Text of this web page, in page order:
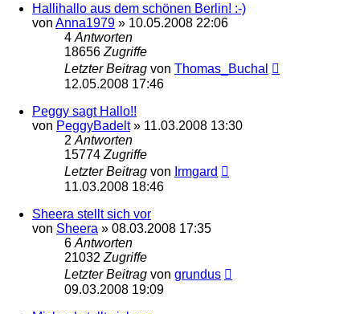
Hallihallo aus dem schönen Berlin! :-)
von Anna1979 » 10.05.2008 22:06
4 Antworten
18656 Zugriffe
Letzter Beitrag von Thomas_Buchal
12.05.2008 17:46
Peggy sagt Hallo!!
von PeggyBadelt» 11.03.2008 13:30
2 Antworten
15774 Zugriffe
Letzter Beitrag von Irmgard
11.03.2008 18:46
Sheera stellt sich vor
von Sheera » 08.03.2008 17:35
6 Antworten
21032 Zugriffe
Letzter Beitrag von grundus
09.03.2008 19:09